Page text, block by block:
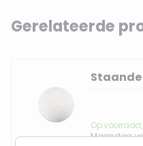
Navigating through the
Press to skip carousel
Gerelateerde
Staande
Op voorraad,
Maandag